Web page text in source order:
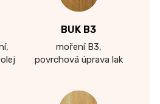
BUK B3
moření B3,
povrchová úprava lak